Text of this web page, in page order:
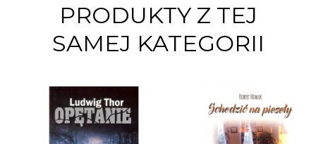
PRODUKTY Z TEJ
SAMEJ KATEGORII